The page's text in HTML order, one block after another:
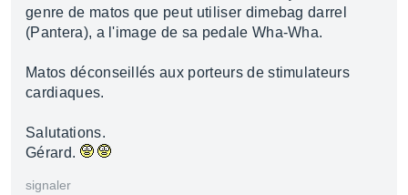
genre de matos que peut utiliser dimebag darrel
(Pantera), a l'image de sa pedale Wha-Wha.
Matos déconseillés aux porteurs de stimulateurs
cardiaques.
Salutations.
Gérard.
signaler